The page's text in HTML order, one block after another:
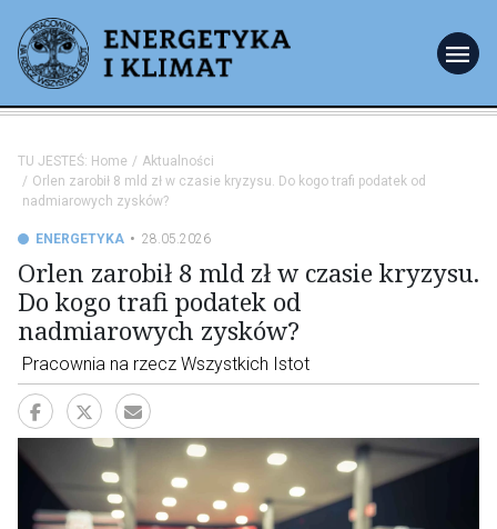
menu
TU JESTEŚ: Home
Aktualności
Orlen zarobił 8 mld zł w czasie kryzysu. Do kogo trafi podatek od
nadmiarowych zysków?
ENERGETYKA 28.05.2026
Orlen zarobił 8 mld zł w czasie kryzysu.
Do kogo trafi podatek od
nadmiarowych zysków?
Pracownia na rzecz Wszystkich Istot